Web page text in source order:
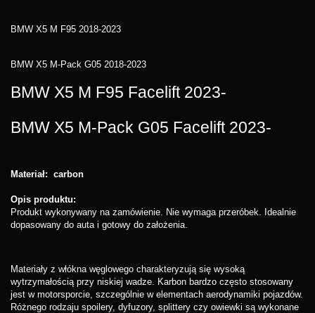
BMW X5 M F95 2018-2023
BMW X5 M-Pack G05 2018-2023
BMW X5 M F95 Facelift 2023-
BMW X5 M-Pack G05 Facelift 2023-
Materiał: carbon
Opis produktu:
Produkt wykonywany na zamówienie. Nie wymaga przeróbek. Idealnie
dopasowany do auta i gotowy do założenia.
Materiały z włókna węglowego charakteryzują się wysoką
wytrzymałością przy niskiej wadze. Karbon bardzo często stosowany
jest w motorsporcie, szczególnie w elementach aerodynamiki pojazdów.
Różnego rodzaju spoilery, dyfuzory, splittery czy owiewki są wykonane